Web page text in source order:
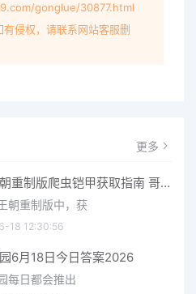
gonglue/30877.html
侵权，请联系网站客服删
更多
哥特王朝重制版爬虫铠甲获取指南 哥特王朝重制版爬虫铠甲获取方法
朝重制版中，获
18 12:30:56
6月18日今日答案2026
每日都会推出